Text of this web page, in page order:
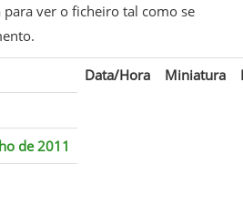
ver o ficheiro tal como se
Data/Hora Miniatura
de 2011